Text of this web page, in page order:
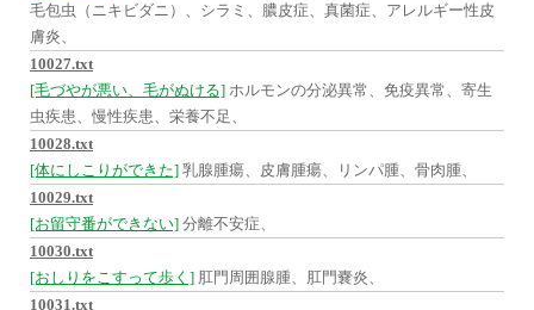
毛包虫（ニキビダニ）、シラミ、膿皮症、真菌症、アレルギー性皮
膚炎、
10027.txt
[毛づやが悪い、毛がぬける] ホルモンの分泌異常、免疫異常、寄生
虫疾患、慢性疾患、栄養不足、
10028.txt
[体にしこりができた] 乳腺腫瘍、皮膚腫瘍、リンパ腫、骨肉腫、
10029.txt
[お留守番ができない] 分離不安症、
10030.txt
[おしりをこすって歩く] 肛門周囲腺腫、肛門嚢炎、
10031.txt